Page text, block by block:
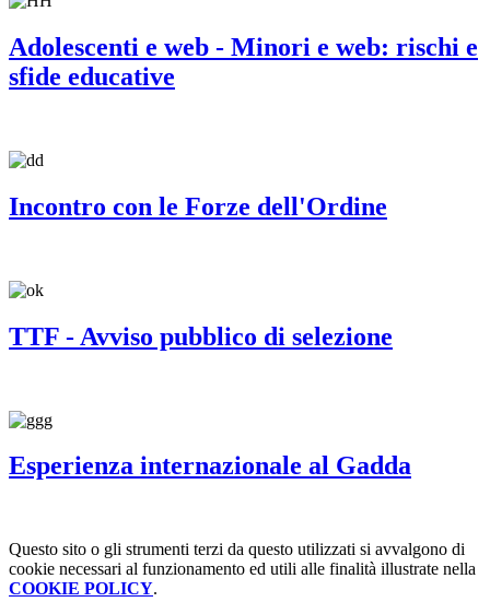
Adolescenti e web - Minori e web: rischi e
sfide educative
Incontro con le Forze dell'Ordine
TTF - Avviso pubblico di selezione
Esperienza internazionale al Gadda
Questo sito o gli strumenti terzi da questo utilizzati si avvalgono di
cookie necessari al funzionamento ed utili alle finalità illustrate nella
COOKIE POLICY.